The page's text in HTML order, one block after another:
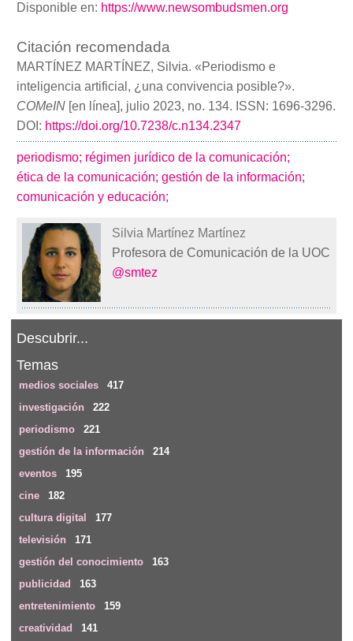
Disponible en: https://www.newsombudsmen.org
Citación recomendada
MARTÍNEZ MARTÍNEZ, Silvia. «Periodismo e
inteligencia artificial, ¿una convivencia posible?».
COMeIN [en línea], julio 2023, no. 134. ISSN: 1696-3296.
DOI: https://doi.org/10.7238/c.n134.2347
periodismo; régimen jurídico de la comunicación;
ética de la comunicación; gestión de la información;
comunicación y educación;
Silvia Martínez Martínez
Profesora de Comunicación de la UOC
@smtez
Descubrir...
Temas
medios sociales
417
investigación
222
periodismo
221
gestión de la información
214
eventos
195
cine
182
cultura digital
177
televisión
171
gestión del conocimiento
163
publicidad
163
entretenimiento
159
creatividad
141